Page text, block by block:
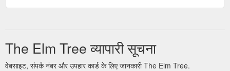
The Elm Tree व्यापारी सूचना
वेबसाइट, संपर्क नंबर और उपहार कार्ड के लिए जानकारी The Elm Tree.